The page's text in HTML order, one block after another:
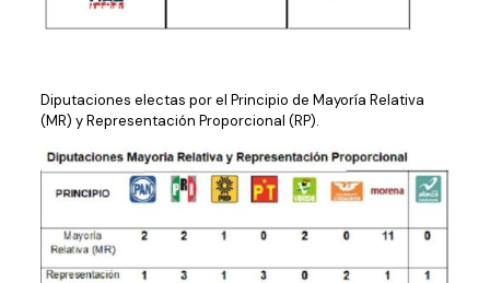
Diputaciones electas por el Principio de Mayoría Relativa
(MR) y Representación Proporcional (RP).